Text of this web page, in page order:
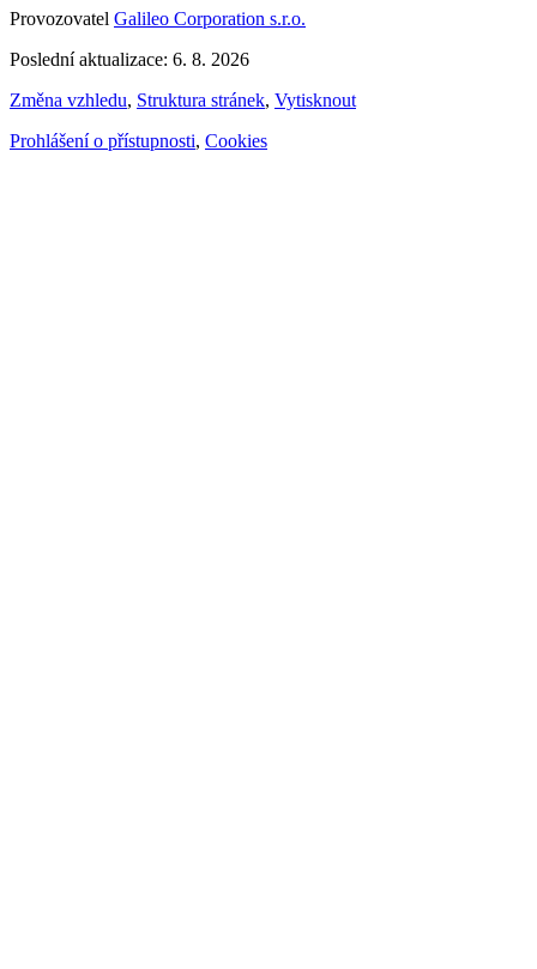
Provozovatel Galileo Corporation s.r.o.
Poslední aktualizace: 6. 8. 2026
Změna vzhledu, Struktura stránek, Vytisknout
Prohlášení o přístupnosti, Cookies